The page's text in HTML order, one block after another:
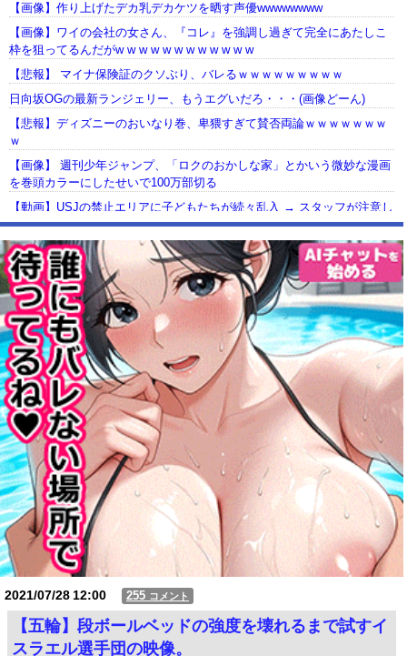
【画像】作り上げたデカ乳デカケツを晒す声優wwwwwwww
【画像】ワイの会社の女さん、『コレ』を強調し過ぎて完全にあたしこ
枠を狙ってるんだがw w w w w w w w w w w w
【悲報】 マイナ保険証のクソぶり、バレるｗｗｗｗｗｗｗｗｗ
日向坂OGの最新ランジェリー、もうエグいだろ・・・(画像どーん)
【悲報】ディズニーのおいなり巻、卑猥すぎて賛否両論ｗｗｗｗｗｗｗ
ｗ
【画像】 週刊少年ジャンプ、「ロクのおかしな家」とかいう微妙な漫画
を巻頭カラーにしたせいで100万部切る
【動画】USJの禁止エリアに子どもたちが続々乱入 → スタッフが注意し
ても止まらない事態に
Powered by livedoor 相互RSS
2021/07/2812:00 255 コメント
【五輪】段ボールベッドの強度を壊れるまで試すイ
スラエル選手団の映像。